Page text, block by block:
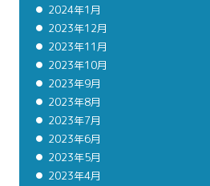
2024年1月
2023年12月
2023年11月
2023年10月
2023年9月
2023年8月
2023年7月
2023年6月
2023年5月
2023年4月